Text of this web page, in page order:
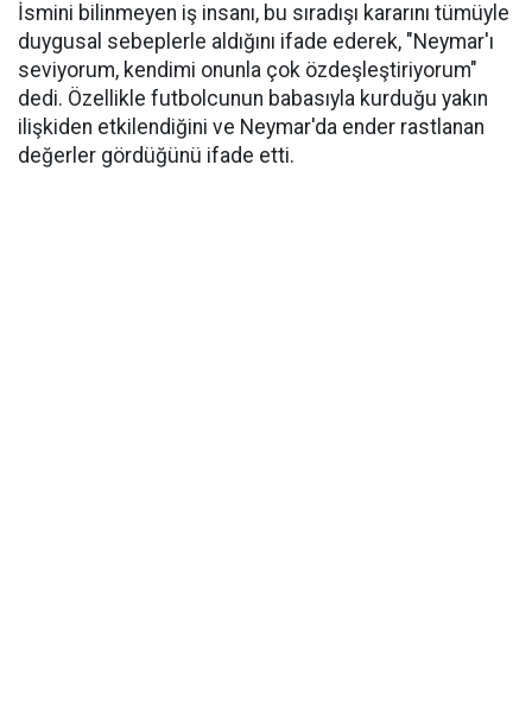
İsmini bilinmeyen iş insanı, bu sıradışı kararını tümüyle
duygusal sebeplerle aldığını ifade ederek, "Neymar'ı
seviyorum, kendimi onunla çok özdeşleştiriyorum"
dedi. Özellikle futbolcunun babasıyla kurduğu yakın
ilişkiden etkilendiğini ve Neymar'da ender rastlanan
değerler gördüğünü ifade etti.